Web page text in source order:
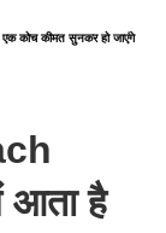
कोच कीमत सुनकर हो जाएंगे
आता है